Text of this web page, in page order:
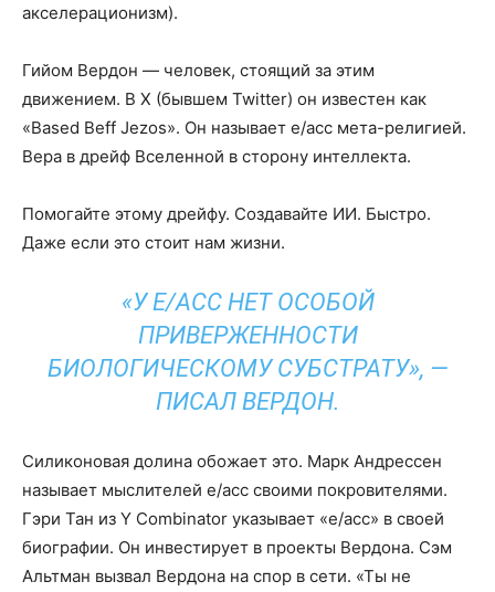
акселерационизм).
Гийом Вердон — человек, стоящий за этим
движением. В X (бывшем Twitter) он известен как
«Based Beff Jezos». Он называет e/acc мета-религией.
Вера в дрейф Вселенной в сторону интеллекта.
Помогайте этому дрейфу. Создавайте ИИ. Быстро.
Даже если это стоит нам жизни.
«У E/ACC НЕТ ОСОБОЙ
ПРИВЕРЖЕННОСТИ
БИОЛОГИЧЕСКОМУ СУБСТРАТУ», —
ПИСАЛ ВЕРДОН.
Силиконовая долина обожает это. Марк Андрессен
называет мыслителей e/acc своими покровителями.
Гэри Тан из Y Combinator указывает «e/acc» в своей
биографии. Он инвестирует в проекты Вердона. Сэм
Альтман вызвал Вердона на спор в сети. «Ты не